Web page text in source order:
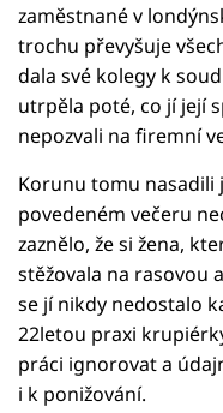
zaměstnané v
trochu převyšuje
dala své kolegy k
utrpěla poté, co jí její
nepozvali na firemní
Korunu tomu nasadili
povedeném večeru
zaznělo, že si žena,
stěžovala na rasovou
se jí nikdy nedostalo
22letou praxi
práci ignorovat a
i k ponižování.